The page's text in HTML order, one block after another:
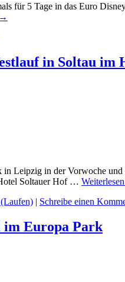
für 5 Tage in das Euro
→
in Soltau im
Leipzig in der Vorwoche
Soltauer Hof … Weiterlesen
| Schreibe einen
im Europa Park